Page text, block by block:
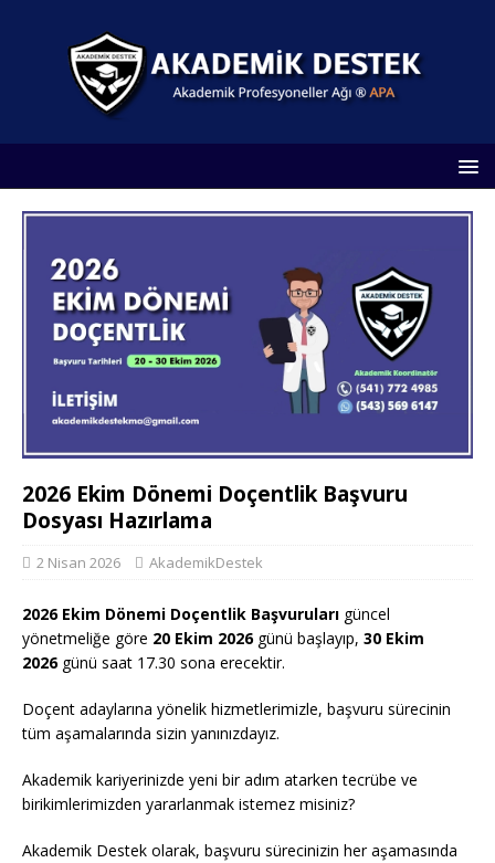
2026 Ekim Dönemi Doçentlik Başvuru
Dosyası Hazırlama
2 Nisan 2026 AkademikDestek
2026 Ekim Dönemi Doçentlik Başvuruları güncel
yönetmeliğe göre 20 Ekim 2026günü başlayıp, 30 Ekim
2026günü saat 17.30 sona erecektir.
Doçent adaylarına yönelik hizmetlerimizle, başvuru sürecinin
tüm aşamalarında sizin yanınızdayız.
Akademik kariyerinizde yeni bir adım atarken tecrübe ve
birikimlerimizden yararlanmak istemez misiniz?
Akademik Destek olarak, başvuru sürecinizin her aşamasında